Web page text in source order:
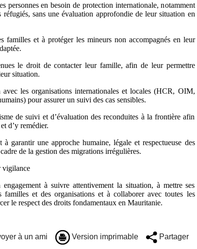
personnes en besoin de protection internationale, notamment
réfugiés, sans une évaluation approfondie de leur situation en
familles et à protéger les mineurs non accompagnés en leur
le droit de contacter leur famille, afin de leur permettre
situation.
les organisations internationales et locales (HCR, OIM,
pour assurer un suivi des cas sensibles.
de suivi et d’évaluation des reconduites à la frontière afin
d’y remédier.
à garantir une approche humaine, légale et respectueuse des
de la gestion des migrations irrégulières.
vigilance
à suivre attentivement la situation, à mettre ses
familles et des organisations et à collaborer avec toutes les
le respect des droits fondamentaux en Mauritanie.
à un ami Version imprimable Partager